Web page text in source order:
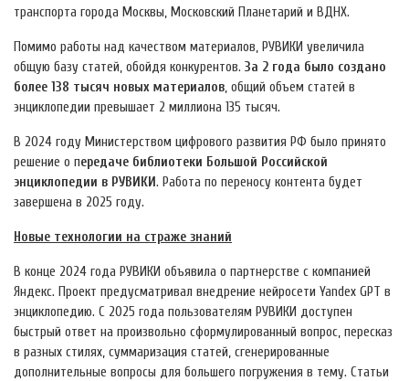
транспорта города Москвы, Московский Планетарий и ВДНХ.
Помимо работы над качеством материалов, РУВИКИ увеличила
общую базу статей, обойдя конкурентов. За 2 года было создано
более 138 тысяч новых материалов, общий объем статей в
энциклопедии превышает 2 миллиона 135 тысяч.
В 2024 году Министерством цифрового развития РФ было принято
решение о передаче библиотеки Большой Российской
энциклопедии в РУВИКИ. Работа по переносу контента будет
завершена в 2025 году.
Новые технологии на страже знаний
В конце 2024 года РУВИКИ объявила о партнерстве с компанией
Яндекс. Проект предусматривал внедрение нейросети Yandex GPT в
энциклопедию. С 2025 года пользователям РУВИКИ доступен
быстрый ответ на произвольно сформулированный вопрос, пересказ
в разных стилях, суммаризация статей, сгенерированные
дополнительные вопросы для большего погружения в тему. Статьи